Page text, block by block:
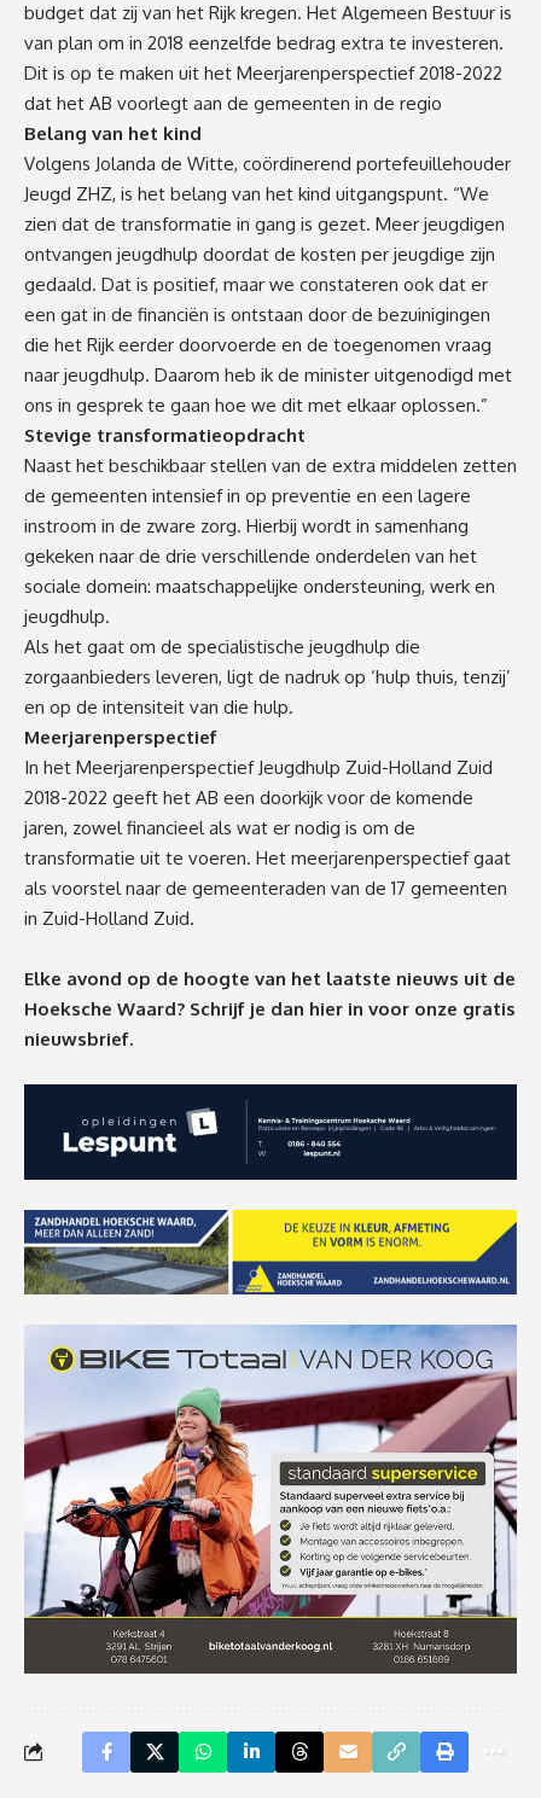
budget dat zij van het Rijk kregen. Het Algemeen Bestuur is
van plan om in 2018 eenzelfde bedrag extra te investeren.
Dit is op te maken uit het Meerjarenperspectief 2018-2022
dat het AB voorlegt aan de gemeenten in de regio
Belang van het kind
Volgens Jolanda de Witte, coördinerend portefeuillehouder
Jeugd ZHZ, is het belang van het kind uitgangspunt. “We
zien dat de transformatie in gang is gezet. Meer jeugdigen
ontvangen jeugdhulp doordat de kosten per jeugdige zijn
gedaald. Dat is positief, maar we constateren ook dat er
een gat in de financiën is ontstaan door de bezuinigingen
die het Rijk eerder doorvoerde en de toegenomen vraag
naar jeugdhulp. Daarom heb ik de minister uitgenodigd met
ons in gesprek te gaan hoe we dit met elkaar oplossen.”
Stevige transformatieopdracht
Naast het beschikbaar stellen van de extra middelen zetten
de gemeenten intensief in op preventie en een lagere
instroom in de zware zorg. Hierbij wordt in samenhang
gekeken naar de drie verschillende onderdelen van het
sociale domein: maatschappelijke ondersteuning, werk en
jeugdhulp.
Als het gaat om de specialistische jeugdhulp die
zorgaanbieders leveren, ligt de nadruk op ‘hulp thuis, tenzij’
en op de intensiteit van die hulp.
Meerjarenperspectief
In het Meerjarenperspectief Jeugdhulp Zuid-Holland Zuid
2018-2022 geeft het AB een doorkijk voor de komende
jaren, zowel financieel als wat er nodig is om de
transformatie uit te voeren. Het meerjarenperspectief gaat
als voorstel naar de gemeenteraden van de 17 gemeenten
in Zuid-Holland Zuid.
Elke avond op de hoogte van het laatste nieuws uit de
Hoeksche Waard? Schrijf je dan hier in voor onze gratis
nieuwsbrief.